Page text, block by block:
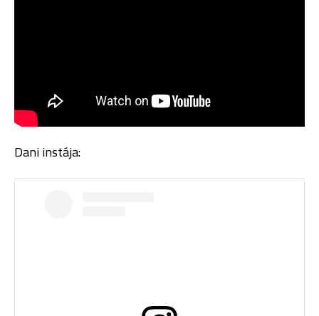
Dani instája: